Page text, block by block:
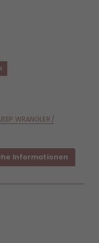
JEEP WRANGLER /
Informationen